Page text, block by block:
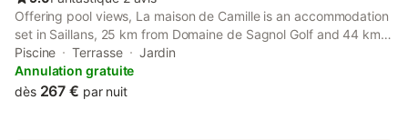
Offering pool views, La maison de Camille is an accommodation
set in Saillans, 25 km from Domaine de Sagnol Golf and 44 km
from Valence IUT. This holiday home has a private pool, a
garden and free private parking.
Piscine Terrasse
Jardin
Annulation gratuite
dès 267 € par nuit